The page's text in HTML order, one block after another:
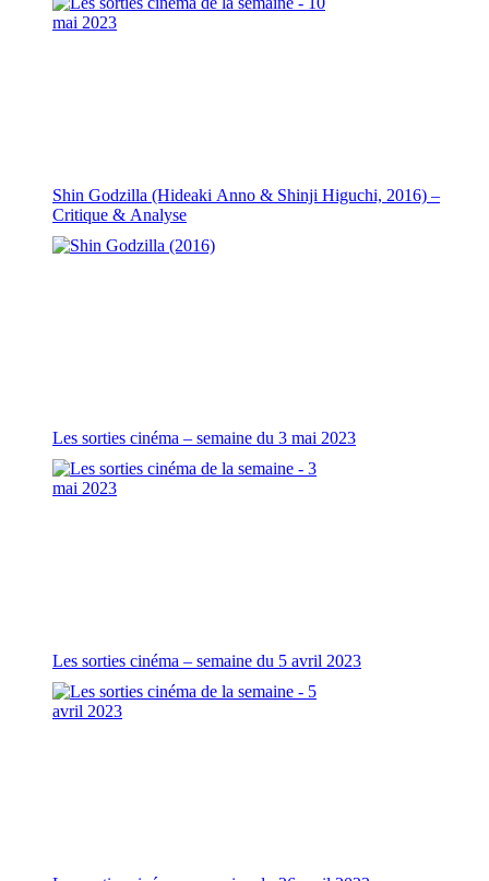
Shin Godzilla (Hideaki Anno & Shinji Higuchi, 2016) –
Critique & Analyse
Les sorties cinéma – semaine du 3 mai 2023
Les sorties cinéma – semaine du 5 avril 2023